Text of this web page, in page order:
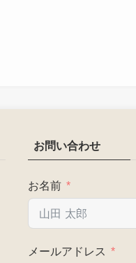
お問い合わせ
お名前
メールアドレス